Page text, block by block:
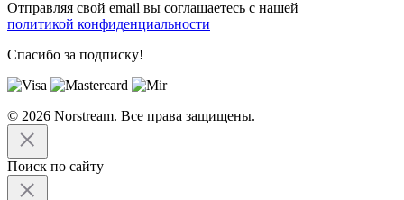
Отправляя свой email вы соглашаетесь с нашей
политикой конфиденциальности
Спасибо за подписку!
© 2026 Norstream. Все права защищены.
Поиск по сайту